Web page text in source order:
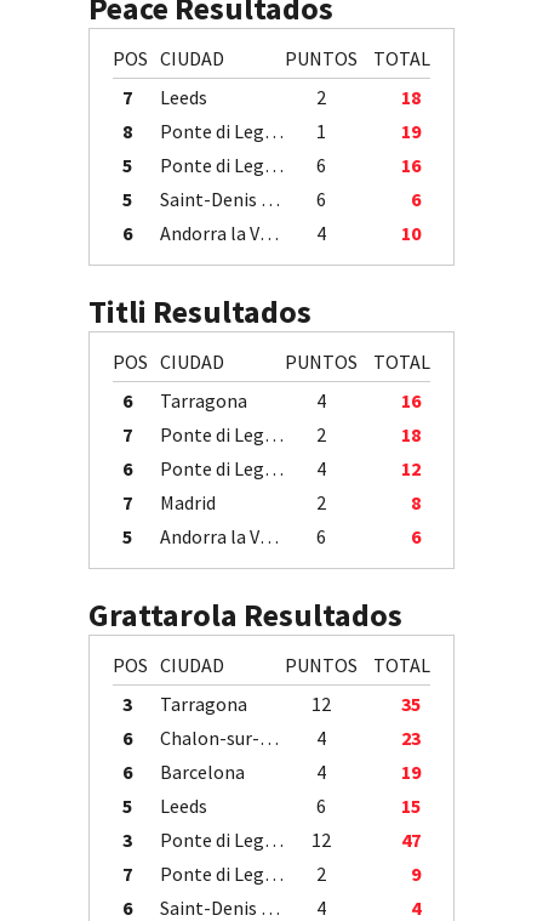
POS CIUDAD PUNTOS
TOTAL
7
Leeds 2
18
8
Ponte di Legno 1
19
5
Ponte di Legno 6
16
5
Saint-Denis / Île de la Réunion 6
6
6
Andorra la Vella 4 10
Titli Resultados
POS CIUDAD PUNTOS
TOTAL
6
Tarragona 4
16
7
Ponte di Legno 2
18
6
Ponte di Legno 4
12
7
Madrid 2
8
5
Andorra la Vella 6 6
Grattarola Resultados
POS CIUDAD PUNTOS
TOTAL
3
Tarragona 12
35
6
Chalon-sur-Saône 4
23
6
Barcelona 4
19
5
Leeds 6
15
3
Ponte di Legno 12
47
7
Ponte di Legno 2
9
6
Saint-Denis / Île de la Réunion 4
4